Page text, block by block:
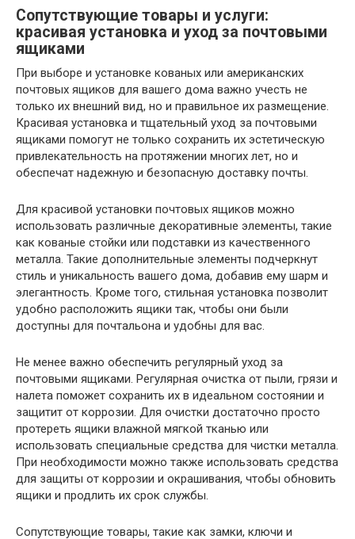
Сопутствующие товары и услуги:
красивая установка и уход за почтовыми
ящиками
При выборе и установке кованых или американских
почтовых ящиков для вашего дома важно учесть не
только их внешний вид, но и правильное их размещение.
Красивая установка и тщательный уход за почтовыми
ящиками помогут не только сохранить их эстетическую
привлекательность на протяжении многих лет, но и
обеспечат надежную и безопасную доставку почты.
Для красивой установки почтовых ящиков можно
использовать различные декоративные элементы, такие
как кованые стойки или подставки из качественного
металла. Такие дополнительные элементы подчеркнут
стиль и уникальность вашего дома, добавив ему шарм и
элегантность. Кроме того, стильная установка позволит
удобно расположить ящики так, чтобы они были
доступны для почтальона и удобны для вас.
Не менее важно обеспечить регулярный уход за
почтовыми ящиками. Регулярная очистка от пыли, грязи и
налета поможет сохранить их в идеальном состоянии и
защитит от коррозии. Для очистки достаточно просто
протереть ящики влажной мягкой тканью или
использовать специальные средства для чистки металла.
При необходимости можно также использовать средства
для защиты от коррозии и окрашивания, чтобы обновить
ящики и продлить их срок службы.
Сопутствующие товары, такие как замки, ключи и